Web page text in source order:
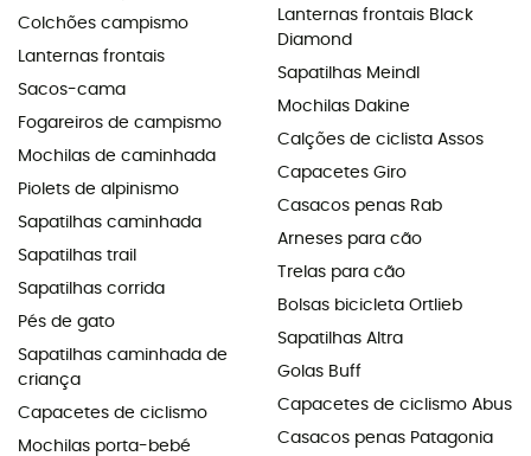
Colchões campismo
Lanternas frontais
Sacos-cama
Fogareiros de campismo
Mochilas de caminhada
Piolets de alpinismo
Sapatilhas caminhada
Sapatilhas trail
Sapatilhas corrida
Pés de gato
Sapatilhas caminhada de
criança
Capacetes de ciclismo
Mochilas porta-bebé
Lanternas frontais Black
Diamond
Sapatilhas Meindl
Mochilas Dakine
Calções de ciclista Assos
Capacetes Giro
Casacos penas Rab
Arneses para cão
Trelas para cão
Bolsas bicicleta Ortlieb
Sapatilhas Altra
Golas Buff
Capacetes de ciclismo Abus
Casacos penas Patagonia